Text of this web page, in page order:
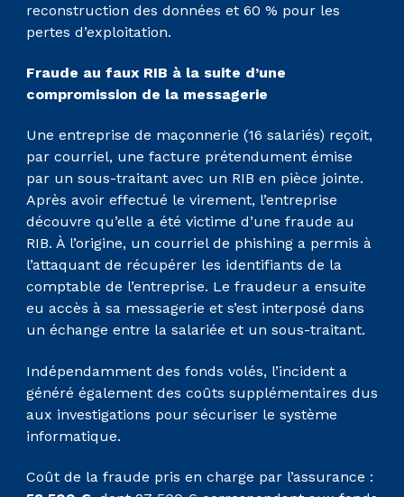
reconstruction des données et 60 % pour les
pertes d’exploitation.
Fraude au faux RIB à la suite d’une
compromission de la messagerie
Une entreprise de maçonnerie (16 salariés) reçoit,
par courriel, une facture prétendument émise
par un sous-traitant avec un RIB en pièce jointe.
Après avoir effectué le virement, l’entreprise
découvre qu’elle a été victime d’une fraude au
RIB. À l’origine, un courriel de phishing a permis à
l’attaquant de récupérer les identifiants de la
comptable de l’entreprise. Le fraudeur a ensuite
eu accès à sa messagerie et s’est interposé dans
un échange entre la salariée et un sous-traitant.
Indépendamment des fonds volés, l’incident a
généré également des coûts supplémentaires dus
aux investigations pour sécuriser le système
informatique.
Coût de la fraude pris en charge par l’assurance :